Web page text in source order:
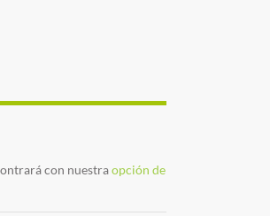
con nuestraopción de